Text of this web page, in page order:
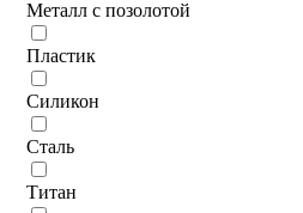
Металл с позолотой
Пластик
Силикон
Сталь
Титан